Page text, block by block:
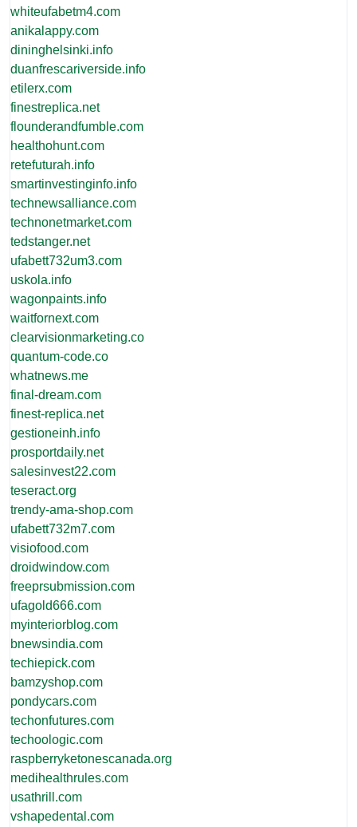
whiteufabetm4.com
anikalappy.com
dininghelsinki.info
duanfrescariverside.info
etilerx.com
finestreplica.net
flounderandfumble.com
healthohunt.com
retefuturah.info
smartinvestinginfo.info
technewsalliance.com
technonetmarket.com
tedstanger.net
ufabett732um3.com
uskola.info
wagonpaints.info
waitfornext.com
clearvisionmarketing.co
quantum-code.co
whatnews.me
final-dream.com
finest-replica.net
gestioneinh.info
prosportdaily.net
salesinvest22.com
teseract.org
trendy-ama-shop.com
ufabett732m7.com
visiofood.com
droidwindow.com
freeprsubmission.com
ufagold666.com
myinteriorblog.com
bnewsindia.com
techiepick.com
bamzyshop.com
pondycars.com
techonfutures.com
techoologic.com
raspberryketonescanada.org
medihealthrules.com
usathrill.com
vshapedental.com